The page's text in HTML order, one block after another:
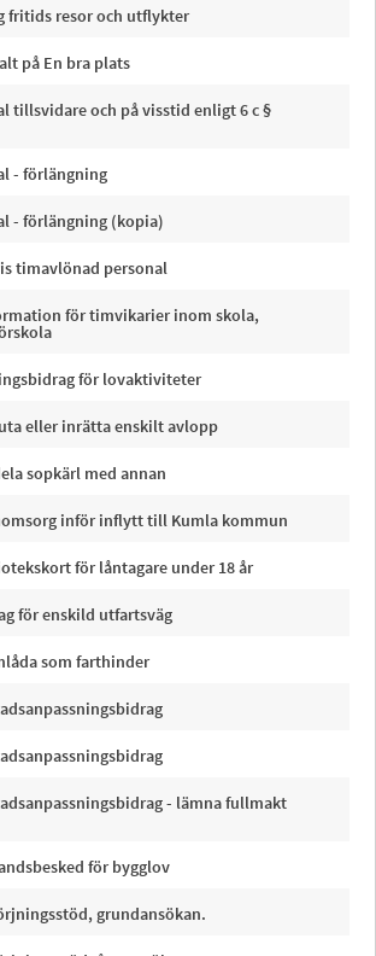
fritids resor och utflykter
på En bra plats
tillsvidare och på visstid enligt 6 c §
- förlängning
- förlängning (kopia)
timavlönad personal
för timvikarier inom skola,
för lovaktiviteter
eller inrätta enskilt avlopp
sopkärl med annan
inför inflytt till Kumla kommun
för låntagare under 18 år
för enskild utfartsväg
som farthinder
- lämna fullmakt
för bygglov
grundansökan.